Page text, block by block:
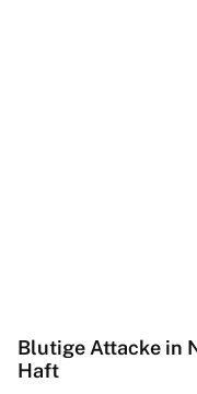
Blutige Attacke in
Haft